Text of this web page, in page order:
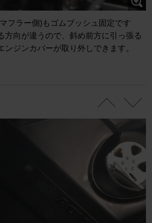
フラー側)もゴムブッシュ固定です
方向が違うので、斜め前方に引っ張る
ンジンカバーが取り外しできます。